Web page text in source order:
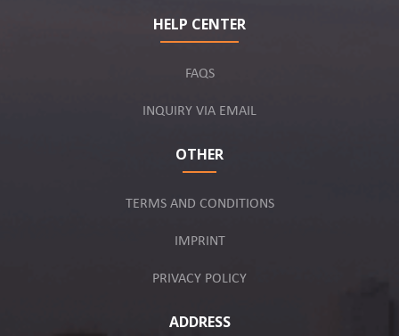
HELP CENTER
FAQS
INQUIRY VIA EMAIL
OTHER
TERMS AND CONDITIONS
IMPRINT
PRIVACY POLICY
ADDRESS